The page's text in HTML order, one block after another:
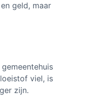
geld, maar
viel, is
zijn.